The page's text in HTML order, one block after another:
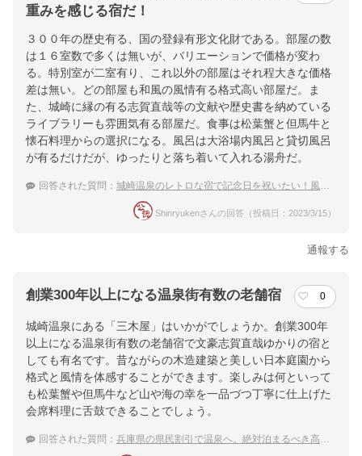
重みを感じる宿だ！
３００年の歴史有る、国の登録有形文化財である。部屋の数
は１６室数で多くは無いが、バリエーションで価格が変わ
る。特別室が二室有り、これ以外の部屋はそれ程大きな価格
差は無い。どの部屋も和風の風情有る格式高い部屋だ。ま
た、城崎に縁の有る志賀直哉等の文献や歴史書を納めている
ライブラリーも雰囲気有る部屋だ。食事は松葉蟹と但馬牛と
懐石料理からの選択になる。風呂は大浴場内風呂と貸切風呂
が有るだけだが、ゆったりと落ち着いて入れる湯舟だ。
回答された質問： 城崎温泉のレトロな宿で記念日を祝いたい！風情ある宿は？
Shinryukenさんの回答（投稿日：2023/3/15）
通報する
創業300年以上になる温泉街有数の老舗宿 0
城崎温泉にある「三木屋」はいかがでしょうか。創業300年
以上になる温泉街有数の老舗宿で文豪志賀直哉ゆかりの宿と
しても有名です。昔ながらの木造建築と美しい日本庭園から
格式と風情を体感することができます。楽しみは何といって
も松葉蟹や但馬牛など山や海の幸を一品づつ丁寧に仕上げた
会席料理に舌鼓できることでしょう。
回答された質問： 兵庫県の県民割引で温泉へ。絶対泊まるべき高級温泉宿や老舗温泉旅館をおしえて。